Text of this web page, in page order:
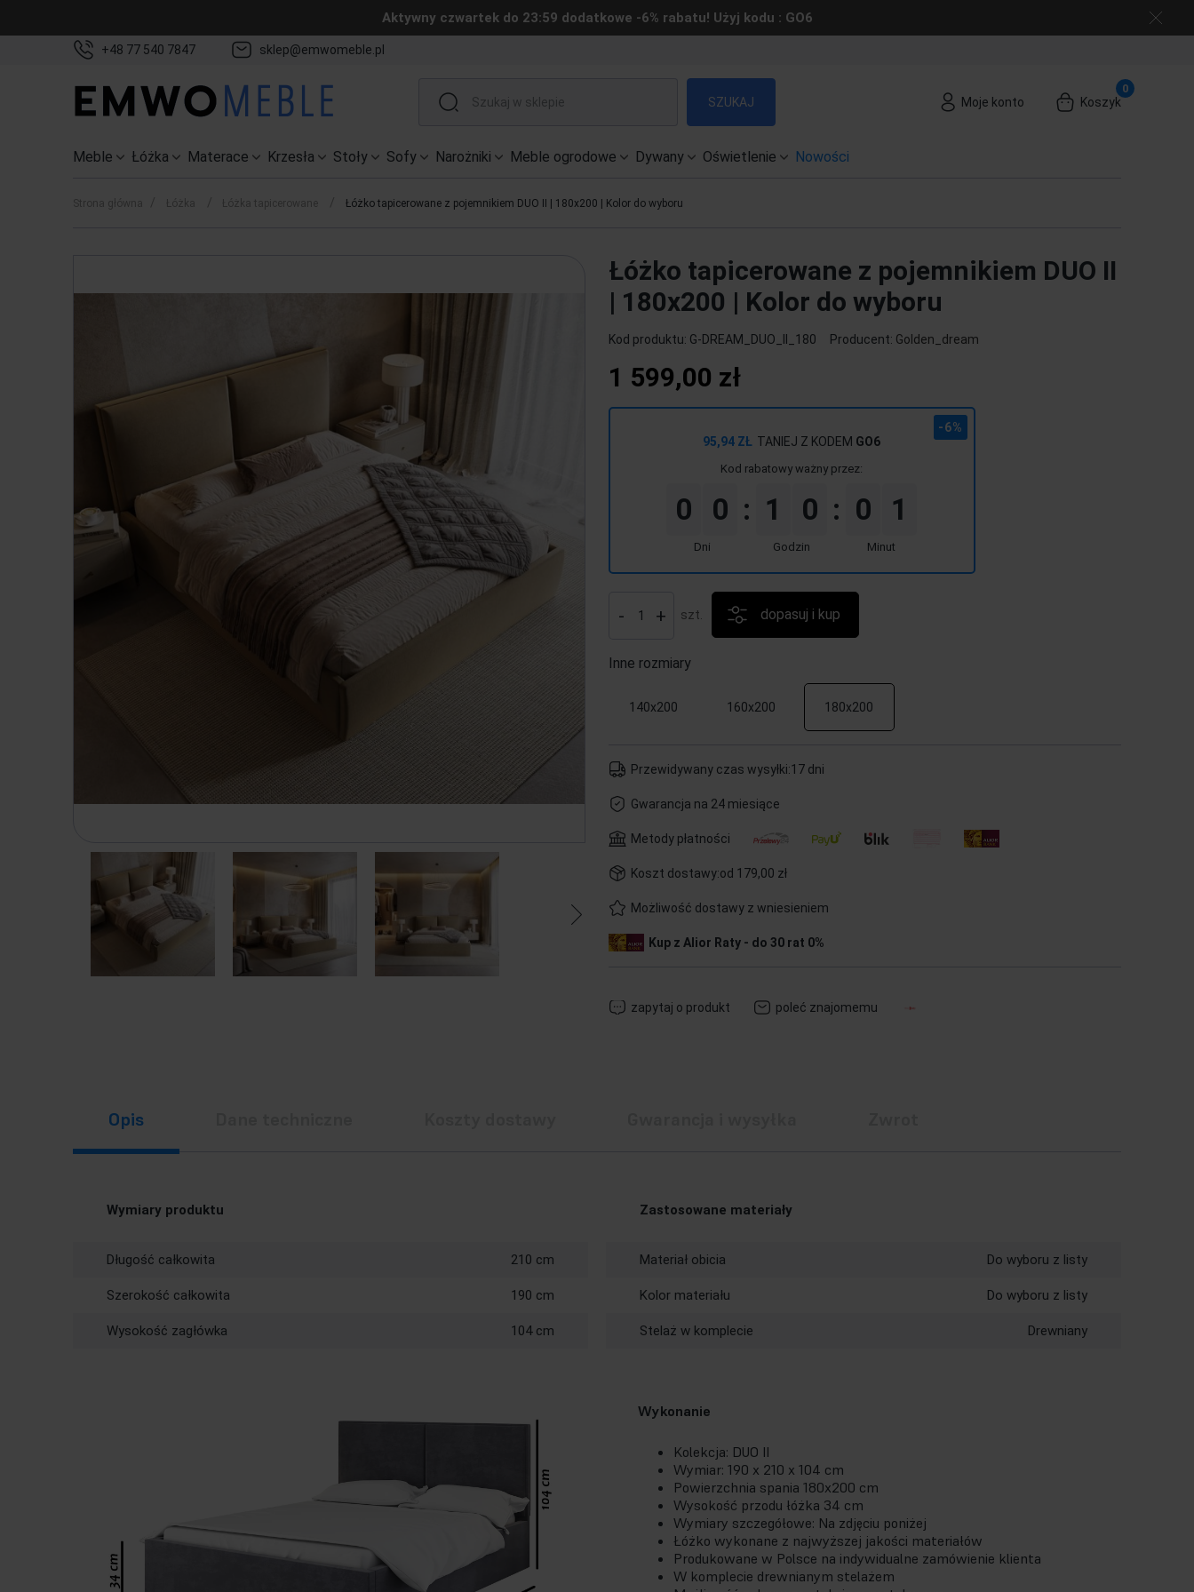
Aktywny czwartek do 23:59 dodatkowe -6% rabatu! Użyj kodu : GO6
+48 77 540 7847 sklep@emwomeble.pl
SZUKAJ Moje konto Koszyk
Meble Łóżka Materace Krzesła Stoły Sofy Narożniki Meble ogrodowe Dywany Oświetlenie Nowości
Strona główna Łóżka Łóżka tapicerowane Łóżko tapicerowane z pojemnikiem DUO II | 180x200 | Kolor do wyboru
Łóżko tapicerowane z pojemnikiem DUO II
| 180x200 | Kolor do wyboru
Kod produktu: G-DREAM_DUO_II_180 Producent: Golden_dream
1 599,00 zł
95,94 ZŁ TANIEJ Z KODEM GO6
Kod rabatowy ważny przez:
-6%
0 0
Dni
: 1 0
Godzin
: 0 1
Minut
+
- szt. dopasuj i kup
Inne rozmiary
140x200 160x200 180x200
Przewidywany czas wysyłki:17 dni
Gwarancja na 24 miesiące
Metody płatności
Koszt dostawy:od 179,00 zł
Możliwość dostawy z wniesieniem
Kup z Alior Raty - do 30 rat 0%
zapytaj o produkt poleć znajomemu
Opis
Wymiary produktu
Długość całkowita 210 cm
Szerokość całkowita 190 cm
Wysokość zagłówka 104 cm
Zastosowane materiały
Materiał obicia Do wyboru z listy
Kolor materiału Do wyboru z listy
Stelaż w komplecie Drewniany
Wykonanie
Kolekcja: DUO II
Wymiar: 190 x 210 x 104 cm
Powierzchnia spania 180x200 cm
Wysokość przodu łóżka 34 cm
Wymiary szczegółowe: Na zdjęciu poniżej
Łóżko wykonane z najwyższej jakości materiałów
Produkowane w Polsce na indywidualne zamówienie klienta
W komplecie drewnianym stelażem